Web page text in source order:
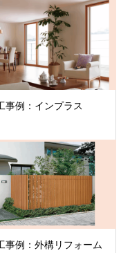
事例：インプラス
事例：外構リフォーム